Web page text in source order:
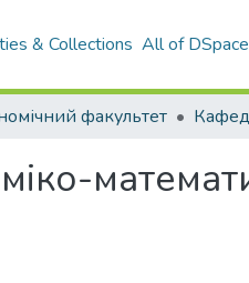
& Collections All of DSpace
факультет